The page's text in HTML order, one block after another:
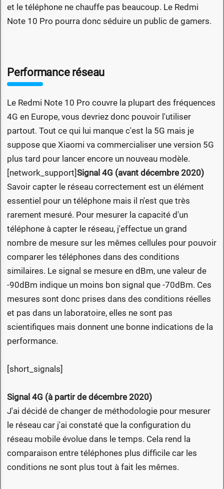
et le téléphone ne chauffe pas beaucoup. Le Redmi
Note 10 Pro pourra donc séduire un public de gamers.
Performance réseau
Le Redmi Note 10 Pro couvre la plupart des fréquences
4G en Europe, vous devriez donc pouvoir l'utiliser
partout. Tout ce qui lui manque c'est la 5G mais je
suppose que Xiaomi va commercialiser une version 5G
plus tard pour lancer encore un nouveau modèle.
[network_support]Signal 4G (avant décembre 2020)
Savoir capter le réseau correctement est un élément
essentiel pour un téléphone mais il n'est que très
rarement mesuré. Pour mesurer la capacité d'un
téléphone à capter le réseau, j'effectue un grand
nombre de mesure sur les mêmes cellules pour pouvoir
comparer les téléphones dans des conditions
similaires. Le signal se mesure en dBm, une valeur de
-90dBm indique un moins bon signal que -70dBm. Ces
mesures sont donc prises dans des conditions réelles
et pas dans un laboratoire, elles ne sont pas
scientifiques mais donnent une bonne indications de la
performance.
[short_signals]
Signal 4G (à partir de décembre 2020)
J'ai décidé de changer de méthodologie pour mesurer
le réseau car j'ai constaté que la configuration du
réseau mobile évolue dans le temps. Cela rend la
comparaison entre téléphones plus difficile car les
conditions ne sont plus tout à fait les mêmes.